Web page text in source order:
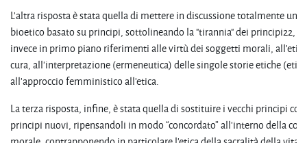
L'altra risposta è stata quella di mettere in discussione totalmente un
bioetico basato su principi, sottolineando la "tirannia" dei principi22, e
invece in primo piano riferimenti alle virtù dei soggetti morali,
cura, all'interpretazione (ermeneutica) delle singole storie etiche
all'approccio femministico all'etica.
La terza risposta, infine, è stata quella di sostituire i vecchi principi con
principi nuovi, ripensandoli in modo “concordato” all’interno della